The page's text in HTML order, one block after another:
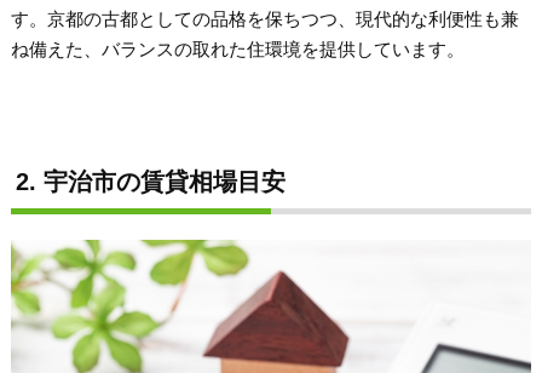
す。京都の古都としての品格を保ちつつ、現代的な利便性も兼
ね備えた、バランスの取れた住環境を提供しています。
2. 宇治市の賃貸相場目安